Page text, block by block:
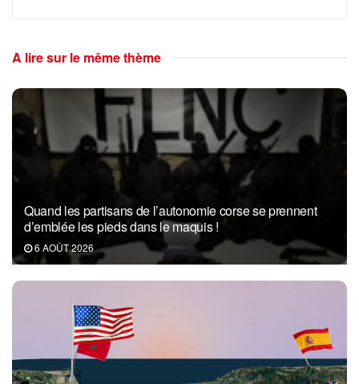
A lire sur le même thème
Quand les partisans de l’autonomie corse se prennent
d’emblée les pieds dans le maquis !
6 AOÛT 2026